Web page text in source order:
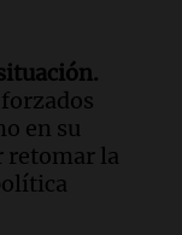
renta por
en su
retomar la